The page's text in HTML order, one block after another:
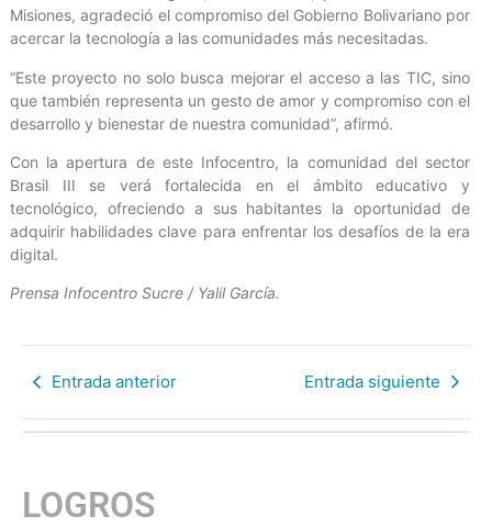
Misiones, agradeció el compromiso del Gobierno Bolivariano por
acercar la tecnología a las comunidades más necesitadas.
“Este proyecto no solo busca mejorar el acceso a las TIC, sino
que también representa un gesto de amor y compromiso con el
desarrollo y bienestar de nuestra comunidad”, afirmó.
Con la apertura de este Infocentro, la comunidad del sector
Brasil III se verá fortalecida en el ámbito educativo y
tecnológico, ofreciendo a sus habitantes la oportunidad de
adquirir habilidades clave para enfrentar los desafíos de la era
digital.
Prensa Infocentro Sucre / Yalil García.
Entrada anterior Entrada siguiente
LOGROS